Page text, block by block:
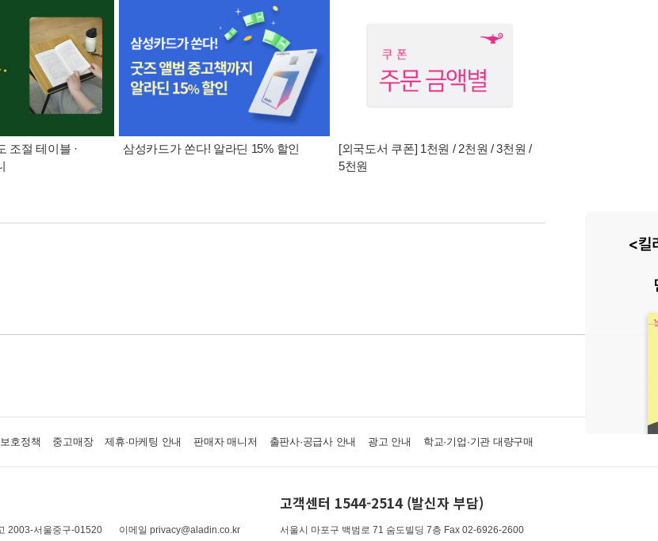
조절 테이블 ·
삼성카드가 쏜다! 알라딘 15% 할인
[외국도서 쿠폰] 1천원 / 2천원 / 3천원 /
5천원
호정책 중고매장 제휴·마케팅 안내 판매자 매니저 출판사·공급사 안내 광고 안내 학교·기업·기관 대량구매
2003-서울중구-01520
이메일 privacy@aladin.co.kr
고객센터 1544-2514 (발신자 부담)
서울시 마포구 백범로 71 숨도빌딩 7층 Fax 02-6926-2600